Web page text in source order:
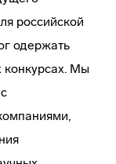
российской
одержать
Мы